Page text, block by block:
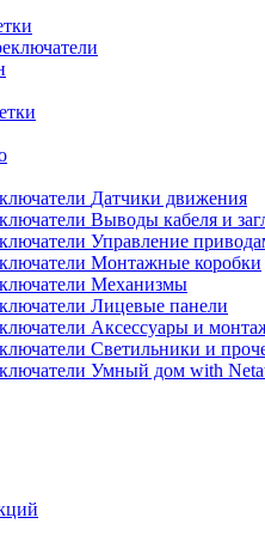
Датчики движения
Выводы кабеля и
Управление
Монтажные коробки
Механизмы
Лицевые панели
Аксессуары и
Светильники и
Умный дом with